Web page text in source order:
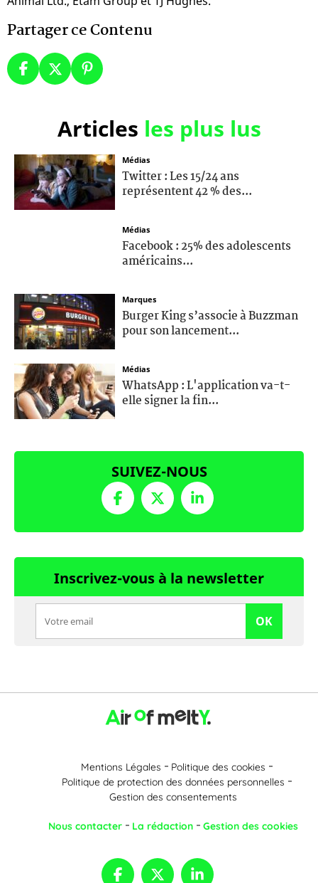
Partager ce Contenu
Articles les plus lus
Médias
Twitter : Les 15/24 ans
représentent 42 % des...
Médias
Facebook : 25% des adolescents
américains...
Marques
Burger King s’associe à Buzzman
pour son lancement...
Médias
WhatsApp : L'application va-t-
elle signer la fin...
SUIVEZ-NOUS
Inscrivez-vous à la newsletter
OK
Mentions Légales
Politique des cookies
Politique de protection des données personnelles
Gestion des consentements
Nous contacter La rédaction Gestion des cookies